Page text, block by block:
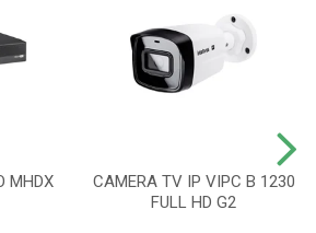
MHDX
CAMERA TV IP VIPC B 1230
FULL HD G2